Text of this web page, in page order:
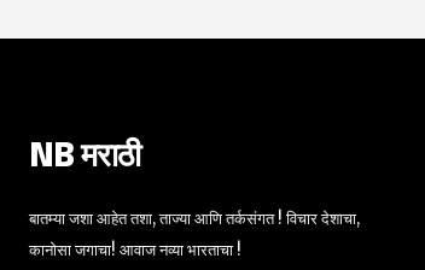
NB मराठी
बातम्या जशा आहेत तशा, ताज्या आणि तर्कसंगत ! विचार देशाचा,
कानोसा जगाचा! आवाज नव्या भारताचा !